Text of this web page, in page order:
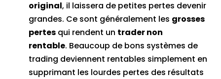
original, il laissera de petites pertes devenir
grandes. Ce sont généralement les grosses
pertesqui rendent un trader non
rentable. Beaucoup de bons systèmes de
trading deviennent rentables simplement en
supprimant les lourdes pertes des résultats